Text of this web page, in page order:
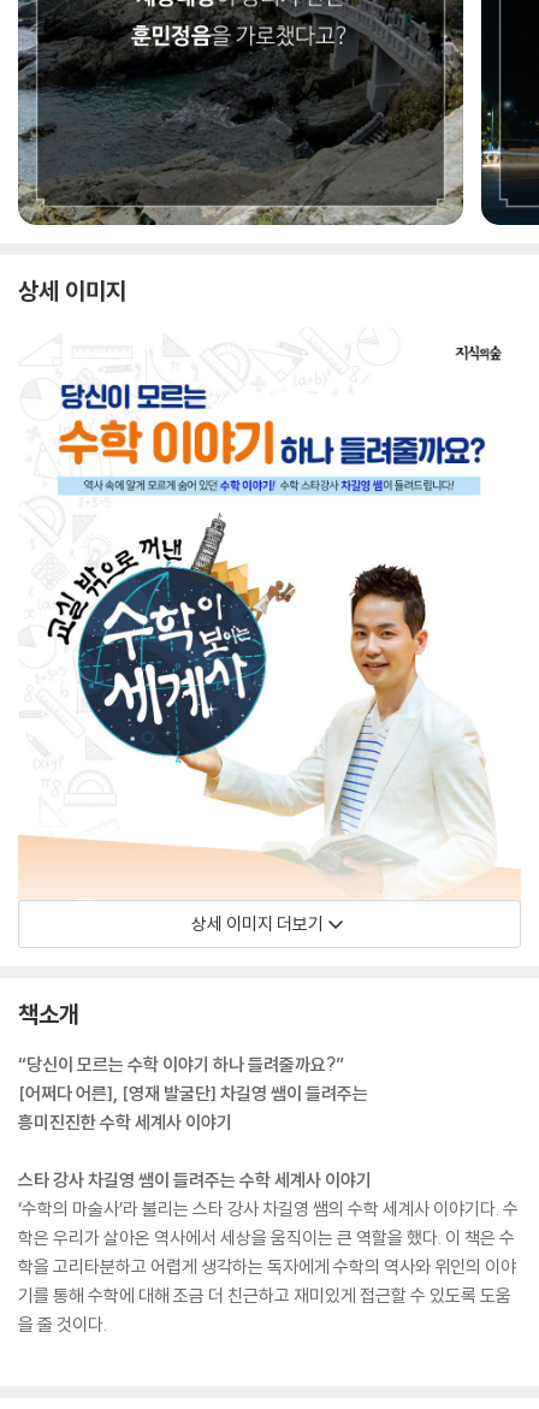
상세 이미지
상세 이미지 더보기
책소개
“당신이 모르는 수학 이야기 하나 들려줄까요?”
[어쩌다 어른], [영재 발굴단] 차길영 쌤이 들려주는
흥미진진한 수학 세계사 이야기
스타 강사 차길영 쌤이 들려주는 수학 세계사 이야기
‘수학의 마술사’라 불리는 스타 강사 차길영 쌤의 수학 세계사 이야기다. 수
학은 우리가 살아온 역사에서 세상을 움직이는 큰 역할을 했다. 이 책은 수
학을 고리타분하고 어렵게 생각하는 독자에게 수학의 역사와 위인의 이야
기를 통해 수학에 대해 조금 더 친근하고 재미있게 접근할 수 있도록 도움
을 줄 것이다.